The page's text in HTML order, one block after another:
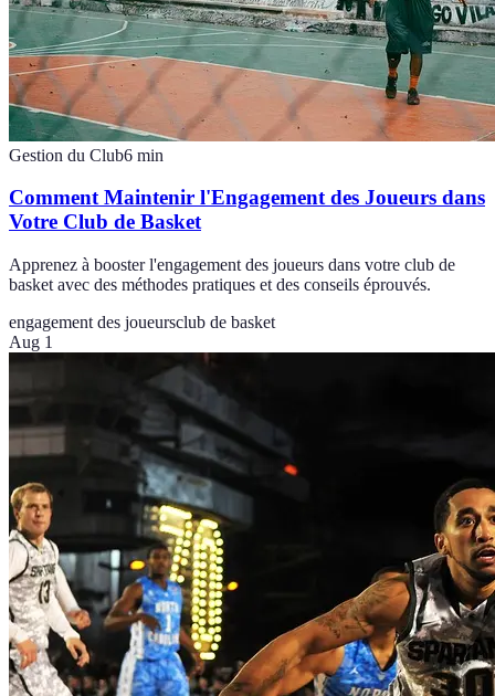
Gestion du Club6 min
Comment Maintenir l'Engagement des Joueurs dans
Votre Club de Basket
Apprenez à booster l'engagement des joueurs dans votre club de
basket avec des méthodes pratiques et des conseils éprouvés.
engagement des joueursclub de basket
Aug 1